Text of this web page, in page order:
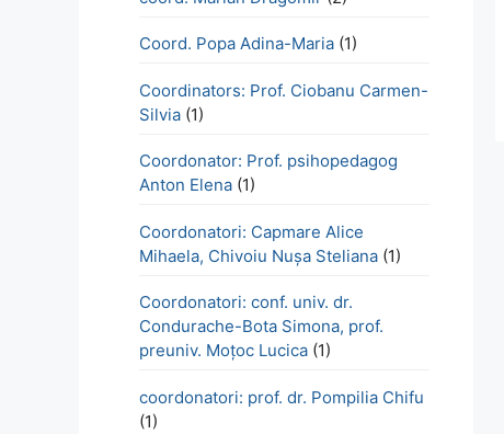
Coord. Popa Adina-Maria (1)
Coordinators: Prof. Ciobanu Carmen-
Silvia (1)
Coordonator: Prof. psihopedagog
Anton Elena (1)
Coordonatori: Capmare Alice
Mihaela, Chivoiu Nușa Steliana (1)
Coordonatori: conf. univ. dr.
Condurache-Bota Simona, prof.
preuniv. Moțoc Lucica (1)
coordonatori: prof. dr. Pompilia Chifu
(1)